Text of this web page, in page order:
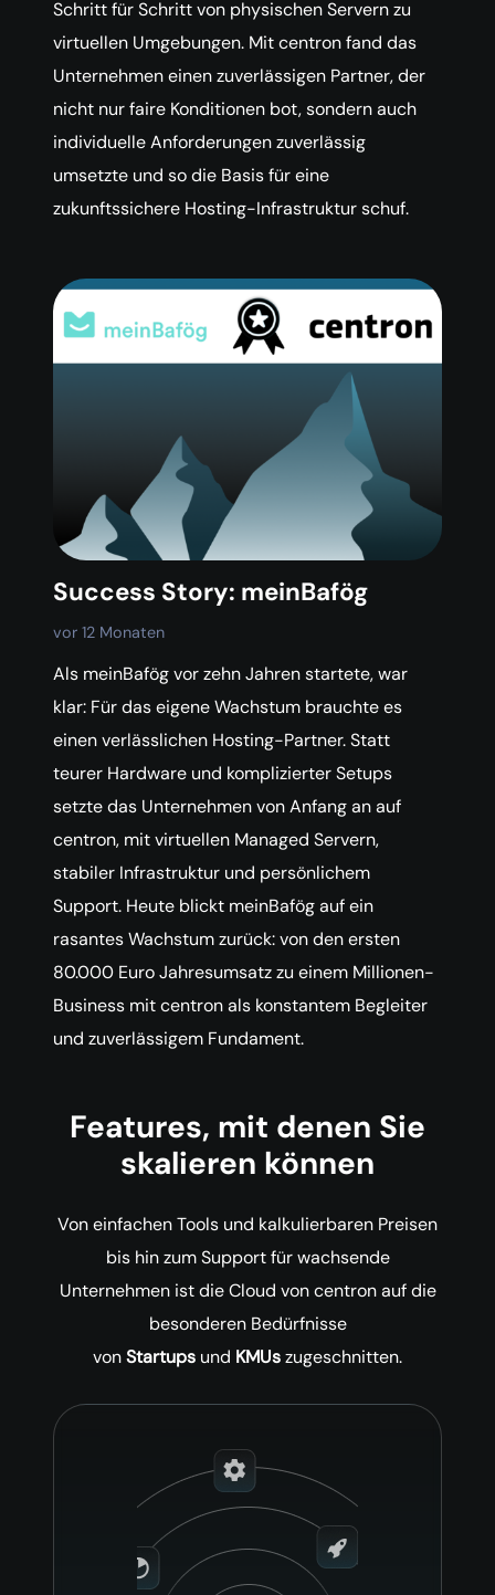
Schritt für Schritt von physischen Servern zu
virtuellen Umgebungen. Mit centron fand das
Unternehmen einen zuverlässigen Partner, der
nicht nur faire Konditionen bot, sondern auch
individuelle Anforderungen zuverlässig
umsetzte und so die Basis für eine
zukunftssichere Hosting-Infrastruktur schuf.
Success Story: meinBafög
vor 12 Monaten
Als meinBafög vor zehn Jahren startete, war
klar: Für das eigene Wachstum brauchte es
einen verlässlichen Hosting-Partner. Statt
teurer Hardware und komplizierter Setups
setzte das Unternehmen von Anfang an auf
centron, mit virtuellen Managed Servern,
stabiler Infrastruktur und persönlichem
Support. Heute blickt meinBafög auf ein
rasantes Wachstum zurück: von den ersten
80.000 Euro Jahresumsatz zu einem Millionen-
Business mit centron als konstantem Begleiter
und zuverlässigem Fundament.
Features, mit denen Sie
skalieren können
Von einfachen Tools und kalkulierbaren Preisen
bis hin zum Support für wachsende
Unternehmen ist die Cloud von centron auf die
besonderen Bedürfnisse
vonStartups und KMUszugeschnitten.